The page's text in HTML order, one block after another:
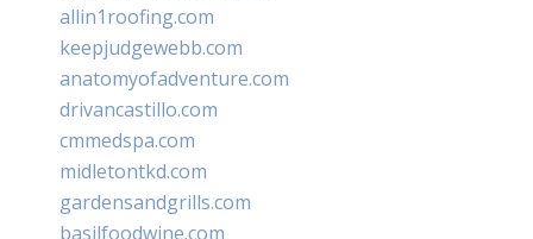
allin1roofing.com
keepjudgewebb.com
anatomyofadventure.com
drivancastillo.com
cmmedspa.com
midletontkd.com
gardensandgrills.com
basilfoodwine.com